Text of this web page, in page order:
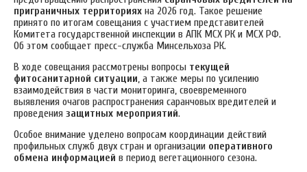
приграничных территориях на 2026 год. Такое решение
принято по итогам совещания с участием представителей
Комитета государственной инспекции в АПК МСХ РК и МСХ РФ.
Об этом сообщает пресс-служба Минсельхоза РК.
В ходе совещания рассмотрены вопросы текущей
фитосанитарной ситуации, а также меры по усилению
взаимодействия в части мониторинга, своевременного
выявления очагов распространения саранчовых вредителей и
проведения защитных мероприятий.
Особое внимание уделено вопросам координации действий
профильных служб двух стран и организации оперативного
обмена информацией в период вегетационного сезона.